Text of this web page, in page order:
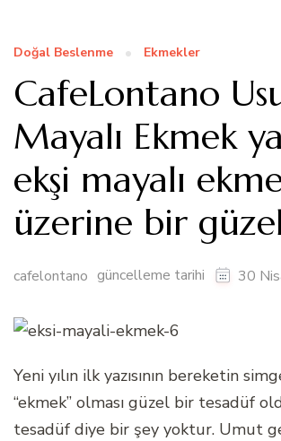
Doğal Beslenme Ekmekler
CafeLontano
Mayalı Ekmek
ekşi mayalı
üzerine bir
cafelontano güncelleme tarihi 30
Yeni yılın ilk yazısının bereketin
“ekmek” olması güzel bir tesadüf
tesadüf diye bir şey yoktur. Umut